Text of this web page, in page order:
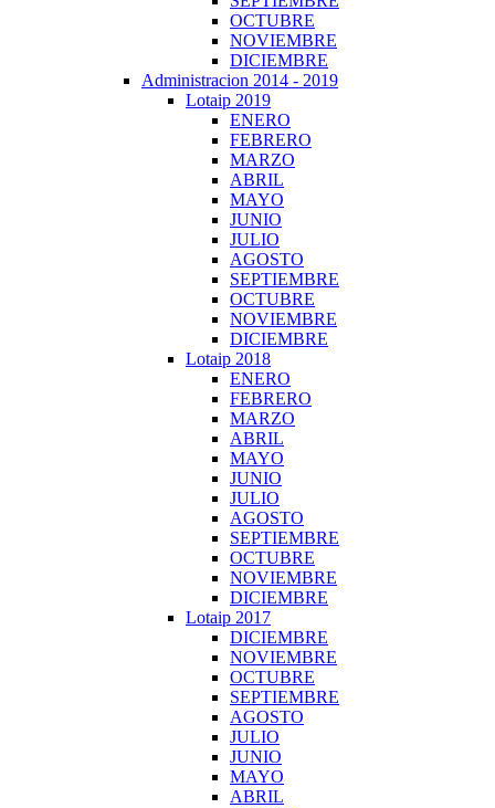
OCTUBRE
NOVIEMBRE
DICIEMBRE
Administracion 2014 - 2019
Lotaip 2019
ENERO
FEBRERO
MARZO
ABRIL
MAYO
JUNIO
JULIO
AGOSTO
SEPTIEMBRE
OCTUBRE
NOVIEMBRE
DICIEMBRE
Lotaip 2018
ENERO
FEBRERO
MARZO
ABRIL
MAYO
JUNIO
JULIO
AGOSTO
SEPTIEMBRE
OCTUBRE
NOVIEMBRE
DICIEMBRE
Lotaip 2017
DICIEMBRE
NOVIEMBRE
OCTUBRE
SEPTIEMBRE
AGOSTO
JULIO
JUNIO
MAYO
ABRIL